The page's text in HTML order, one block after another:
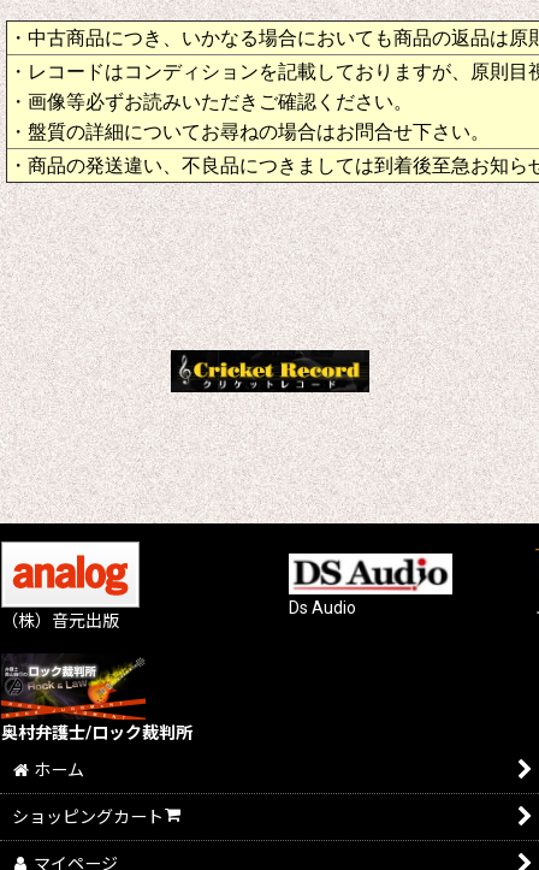
・中古商品につき、いかなる場合においても商品の返品は原
・レコードはコンディションを記載しておりますが、原則目
・画像等必ずお読みいただきご確認ください。
・盤質の詳細についてお尋ねの場合はお問合せ下さい。
・商品の発送違い、不良品につきましては到着後至急お知ら
（株）音元出版
Ds Audio
奥村弁護士/ロック裁判所
ホーム
ショッピングカート
マイページ